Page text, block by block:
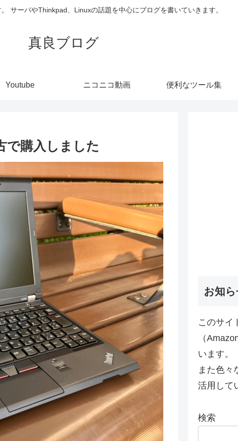
サーバやThinkpad、Linuxの話題を中心にブログを書いていきます。
真良ブログ
Youtube ニコニコ動画 便利なツール集
で購入しました
お知ら
このサイ
（
います。
また色々
活用して
検索